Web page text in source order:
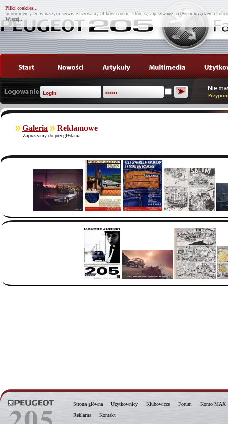
Pliki cookies...
Informujemy, że w naszym serwisie używamy plików cookie, które są zapisywane na dysku urządzenia
Więcej...
Galeria Reklamowe
Zapraszamy do przegl±dania
Strona główna Użytkownicy Klubowicze Forum
Konto MAX
Reklama
Kontakt